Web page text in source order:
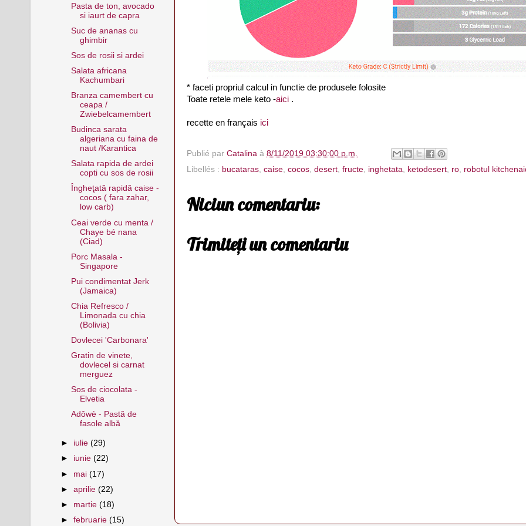
* faceti propriul calcul in functie de produsele folosite
Toate retele mele keto -aici .
recette en français ici
Publié par Catalina à 8/11/2019 03:30:00 p.m.
Libellés : bucataras, caise, cocos, desert, fructe, inghetata, ketodesert, ro, robotul
Niciun comentariu:
Trimiteți un comentariu
Pasta de ton, avocado
si iaurt de capra
Suc de ananas cu
ghimbir
Sos de rosii si ardei
Salata africana
Kachumbari
Branza camembert cu
ceapa /
Zwiebelcamembert
Budinca sarata
algeriana cu faina de
naut /Karantica
Salata rapida de ardei
copti cu sos de rosii
Îngheţată rapidă caise -
cocos ( fara zahar,
low carb)
Ceai verde cu menta /
Chaye bé nana
(Ciad)
Porc Masala -
Singapore
Pui condimentat Jerk
(Jamaica)
Chia Refresco /
Limonada cu chia
(Bolivia)
Dovlecei 'Carbonara'
Gratin de vinete,
dovlecel si carnat
merguez
Sos de ciocolata -
Elvetia
Adôwè - Pastă de
fasole albă
► iulie(29)
► iunie(22)
► mai(17)
►aprilie(22)
► martie(18)
►februarie(15)